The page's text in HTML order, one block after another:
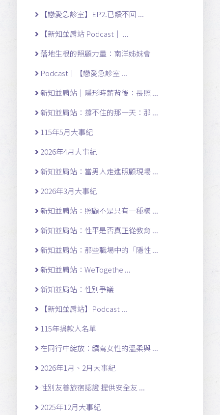
【戀愛急診室】EP2.已讀不回 ...
【新知並肩站 Podcast｜ ...
落地生根的照顧力量：南洋姊妹會
Podcast｜【戀愛急診室 ...
新知並肩站｜隱形時薪背後：長照 ...
新知並肩站：撐不住的那一天：那 ...
115年5月大事紀
2026年4月大事紀
新知並肩站：當男人走進照顧現場 ...
2026年3月大事紀
新知並肩站：照顧不是只有一種樣 ...
新知並肩站：性平是否真正從教育 ...
新知並肩站：那些職場中的「隱性 ...
新知並肩站：WeTogethe ...
新知並肩站：性別爭議
【新知並肩站】Podcast ...
115年捐款人名單
在同行中綻放：續寫女性的溫柔與 ...
2026年1月、2月大事紀
性別友善旅宿認證 提供安全友 ...
2025年12月大事紀